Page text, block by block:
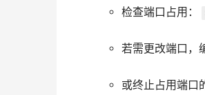
检查端口占用：
若需更改端口，
或终止占用端口